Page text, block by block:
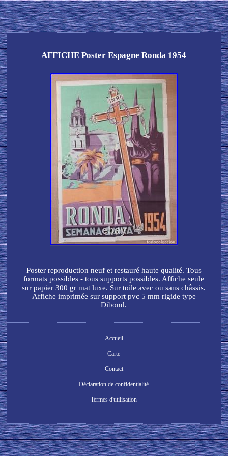
AFFICHE Poster Espagne Ronda 1954
Poster reproduction neuf et restauré haute qualité. Tous
formats possibles - tous supports possibles. Affiche seule
sur papier 300 gr mat luxe. Sur toile avec ou sans châssis.
Affiche imprimée sur support pvc 5 mm rigide type
Dibond.
Accueil
Carte
Contact
Déclaration de confidentialité
Termes d'utilisation